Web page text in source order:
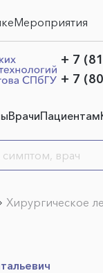
Мероприятия
+ 7
+ 7
ВрачиПациентам
Хирургическое